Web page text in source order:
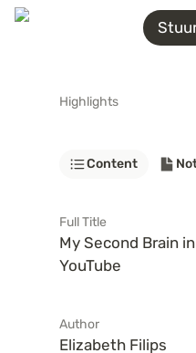
Highlights
Content
Full Title
My Second Brain
YouTube
Author
Elizabeth Filips